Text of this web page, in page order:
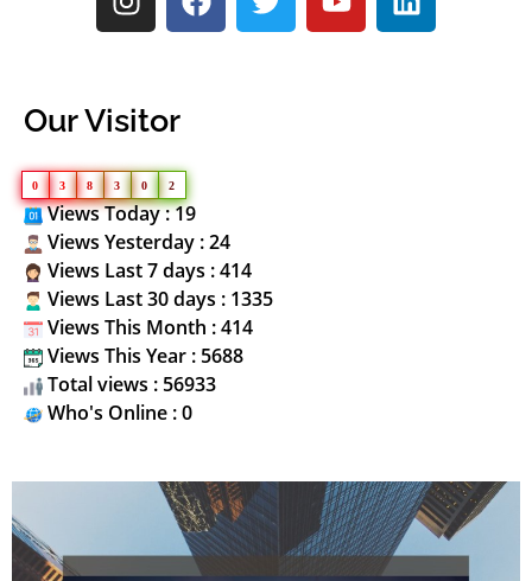
Our Visitor
0 3 8 3 0 2
Views Today : 19
Views Yesterday : 24
Views Last 7 days : 414
Views Last 30 days : 1335
Views This Month : 414
Views This Year : 5688
Total views : 56933
Who's Online : 0